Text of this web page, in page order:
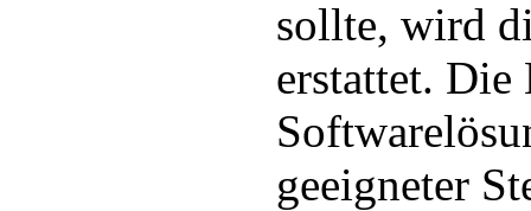
sollte, wird
erstattet.
geeigneter